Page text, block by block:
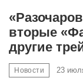
вторые
другие
Новости 23